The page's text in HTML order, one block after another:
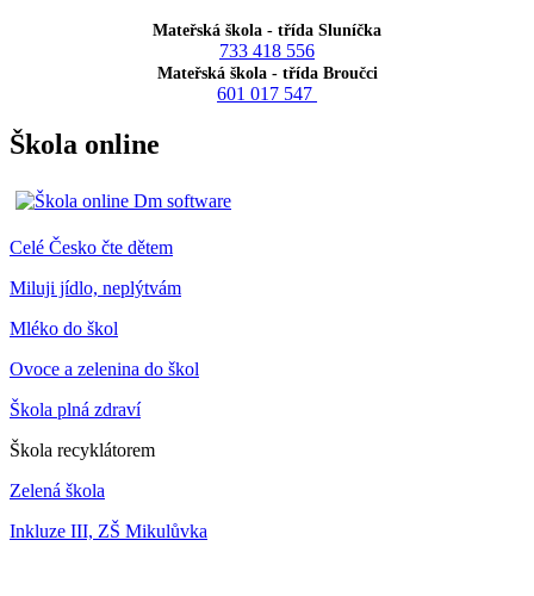
Mateřská škola - třída Sluníčka
733 418 556
Mateřská škola - třída Broučci
601 017 547
Škola online
Celé Česko čte dětem
Miluji jídlo, neplýtvám
Mléko do škol
Ovoce a zelenina do škol
Škola plná zdraví
Škola recyklátorem
Zelená škola
Inkluze III, ZŠ Mikulůvka